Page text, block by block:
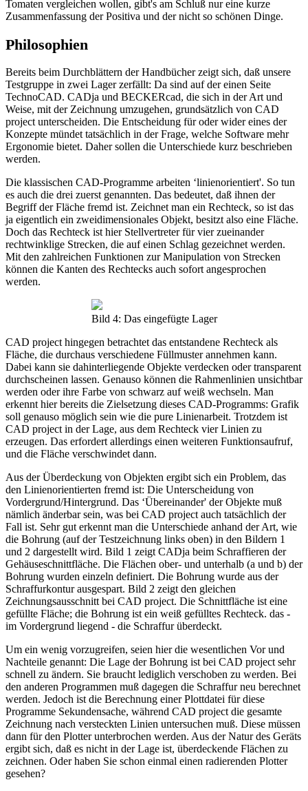
Tomaten vergleichen wollen, gibt's am Schluß nur eine kurze
Zusammenfassung der Positiva und der nicht so schönen Dinge.
Philosophien
Bereits beim Durchblättern der Handbücher zeigt sich, daß unsere
Testgruppe in zwei Lager zerfällt: Da sind auf der einen Seite
TechnoCAD. CADja und BECKERcad, die sich in der Art und
Weise, mit der Zeichnung umzugehen, grundsätzlich von CAD
project unterscheiden. Die Entscheidung für oder wider eines der
Konzepte mündet tatsächlich in der Frage, welche Software mehr
Ergonomie bietet. Daher sollen die Unterschiede kurz beschrieben
werden.
Die klassischen CAD-Programme arbeiten ‘linienorientiert'. So tun
es auch die drei zuerst genannten. Das bedeutet, daß ihnen der
Begriff der Fläche fremd ist. Zeichnet man ein Rechteck, so ist das
ja eigentlich ein zweidimensionales Objekt, besitzt also eine Fläche.
Doch das Rechteck ist hier Stellvertreter für vier zueinander
rechtwinklige Strecken, die auf einen Schlag gezeichnet werden.
Mit den zahlreichen Funktionen zur Manipulation von Strecken
können die Kanten des Rechtecks auch sofort angesprochen
werden.
Bild 4: Das eingefügte Lager
CAD project hingegen betrachtet das entstandene Rechteck als
Fläche, die durchaus verschiedene Füllmuster annehmen kann.
Dabei kann sie dahinterliegende Objekte verdecken oder transparent
durchscheinen lassen. Genauso können die Rahmenlinien unsichtbar
werden oder ihre Farbe von schwarz auf weiß wechseln. Man
erkennt hier bereits die Zielsetzung dieses CAD-Programms: Grafik
soll genauso möglich sein wie die pure Linienarbeit. Trotzdem ist
CAD project in der Lage, aus dem Rechteck vier Linien zu
erzeugen. Das erfordert allerdings einen weiteren Funktionsaufruf,
und die Fläche verschwindet dann.
Aus der Überdeckung von Objekten ergibt sich ein Problem, das
den Linienorientierten fremd ist: Die Unterscheidung von
Vordergrund/Hintergrund. Das ‘Übereinander' der Objekte muß
nämlich änderbar sein, was bei CAD project auch tatsächlich der
Fall ist. Sehr gut erkennt man die Unterschiede anhand der Art, wie
die Bohrung (auf der Testzeichnung links oben) in den Bildern 1
und 2 dargestellt wird. Bild 1 zeigt CADja beim Schraffieren der
Gehäuseschnittfläche. Die Flächen ober- und unterhalb (a und b) der
Bohrung wurden einzeln definiert. Die Bohrung wurde aus der
Schraffurkontur ausgespart. Bild 2 zeigt den gleichen
Zeichnungsausschnitt bei CAD project. Die Schnittfläche ist eine
gefüllte Fläche; die Bohrung ist ein weiß gefülltes Rechteck. das -
im Vordergrund liegend - die Schraffur überdeckt.
Um ein wenig vorzugreifen, seien hier die wesentlichen Vor und
Nachteile genannt: Die Lage der Bohrung ist bei CAD project sehr
schnell zu ändern. Sie braucht lediglich verschoben zu werden. Bei
den anderen Programmen muß dagegen die Schraffur neu berechnet
werden. Jedoch ist die Berechnung einer Plottdatei für diese
Programme Sekundensache, während CAD project die gesamte
Zeichnung nach versteckten Linien untersuchen muß. Diese müssen
dann für den Plotter unterbrochen werden. Aus der Natur des Geräts
ergibt sich, daß es nicht in der Lage ist, überdeckende Flächen zu
zeichnen. Oder haben Sie schon einmal einen radierenden Plotter
gesehen?